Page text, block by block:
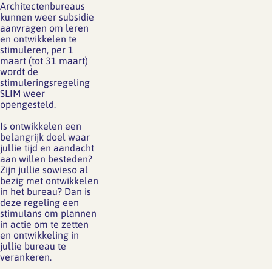
Architectenbureaus
kunnen weer subsidie
aanvragen om leren
en ontwikkelen te
stimuleren, per 1
maart (tot 31 maart)
wordt de
stimuleringsregeling
SLIM weer
opengesteld.
Is ontwikkelen een
belangrijk doel waar
jullie tijd en aandacht
aan willen besteden?
Zijn jullie sowieso al
bezig met ontwikkelen
in het bureau? Dan is
deze regeling een
stimulans om plannen
in actie om te zetten
en ontwikkeling in
jullie bureau te
verankeren.